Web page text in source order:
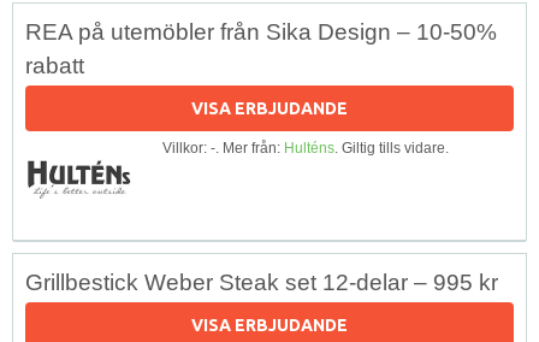
REA på utemöbler från Sika Design – 10-50%
rabatt
VISA ERBJUDANDE
Villkor: -. Mer från: Hulténs. Giltig tills vidare.
Grillbestick Weber Steak set 12-delar – 995 kr
VISA ERBJUDANDE